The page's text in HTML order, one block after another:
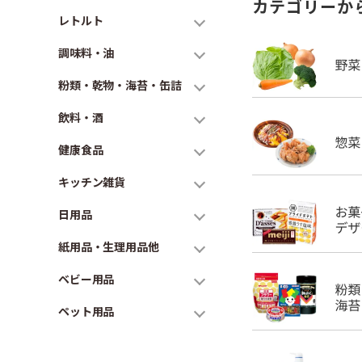
レトルト
調味料・油
粉類・乾物・海苔・缶詰
飲料・酒
健康食品
キッチン雑貨
日用品
紙用品・生理用品他
ベビー用品
ペット用品
カテゴリーか